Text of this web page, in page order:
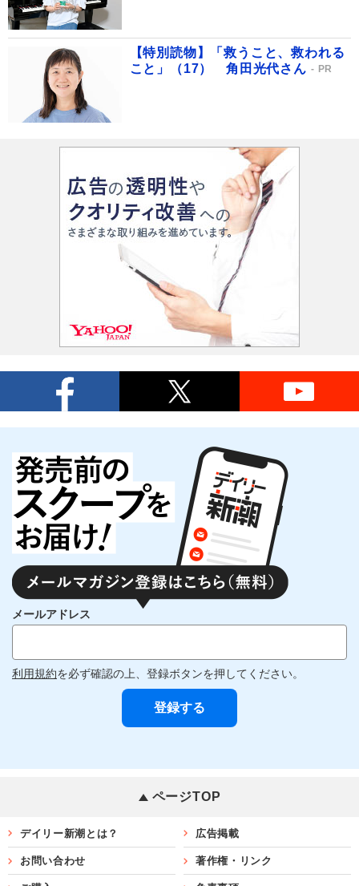
【特別読物】「救うこと、救われる
こと」（17） 角田光代さん
PR
メールアドレス
利用規約を必ず確認の上、登録ボタンを押してください。
ページTOP
デイリー新潮とは？ 広告掲載
お問い合わせ 著作権・リンク